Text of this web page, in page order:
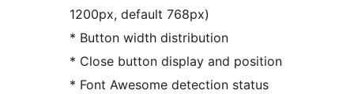
1200px, default 768px)
* Button width distribution
* Close button display and position
* Font Awesome detection status